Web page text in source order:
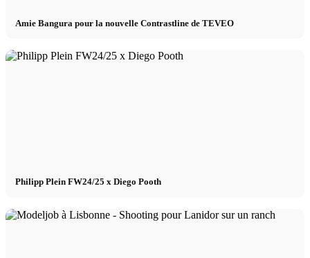
Amie Bangura pour la nouvelle Contrastline de TEVEO
Philipp Plein FW24/25 x Diego Pooth